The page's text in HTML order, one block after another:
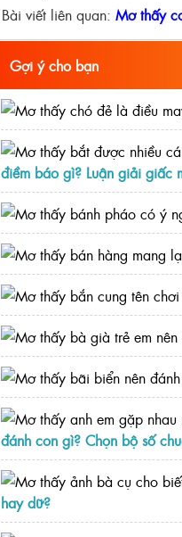
Bài viết liên quan: Mơ thấy
Gợi ý cho bạn
điềm báo gì? Luận giải giấc
đánh con gì? Chọn bộ số
hay dữ?